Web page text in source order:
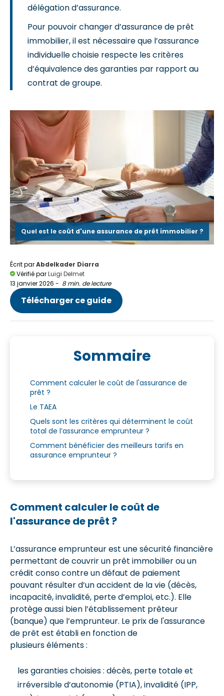
délégation d’assurance.
Pour pouvoir changer d’assurance de prêt
immobilier, il est nécessaire que l’assurance
individuelle choisie respecte les critères
d’équivalence des garanties par rapport au
contrat de groupe.
Quel est le coût d'une assurance de prêt immobilier ?
Écrit parAbdelkader Diarra
Vérifié parLuigi Delmet
13 janvier 2026 - 8 min. de lecture
Télécharger ce guide
Sommaire
Comment calculer le coût de l'assurance de
prêt ?
Le TAEA
Quels sont les critères qui déterminent le coût
total de l’assurance emprunteur ?
Comment bénéficier des meilleurs tarifs en
assurance emprunteur ?
Comment calculer le coût de
l'assurance de prêt ?
L’assurance emprunteur est une sécurité financière
permettant de couvrir un prêt immobilier ou un
crédit conso contre un défaut de paiement
pouvant résulter d’un accident de la vie (décès,
incapacité, invalidité, perte d’emploi, etc.). Elle
protège aussi bien l’établissement prêteur
(banque) que l’emprunteur. Le prix de l'assurance
de prêt est établi en fonction de
plusieurs éléments :
les garanties choisies : décès, perte totale et
irréversible d’autonomie (PTIA), invalidité (IPP,